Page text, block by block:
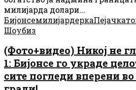
милијарда долари...
БијонсемилијардеркаПејачка
Шоубиз
(Фото+видео) Никој не
1: Бијонсе го украде
сите погледи вперени во